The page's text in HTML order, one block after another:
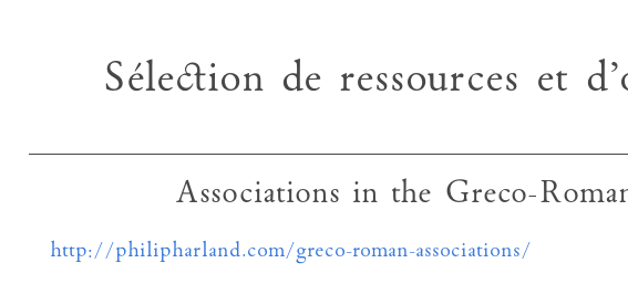
Sélection de ressources et
Associations in the Greco-
http://philipharland.com/greco-roman-associations/